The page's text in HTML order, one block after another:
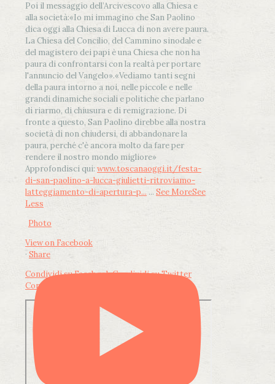
Poi il messaggio dell’Arcivescovo alla Chiesa e
alla società:«Io mi immagino che San Paolino
dica oggi alla Chiesa di Lucca di non avere paura.
La Chiesa del Concilio, del Cammino sinodale e
del magistero dei papi è una Chiesa che non ha
paura di confrontarsi con la realtà per portare
l'annuncio del Vangelo».«Vediamo tanti segni
della paura intorno a noi, nelle piccole e nelle
grandi dinamiche sociali e politiche che parlano
di riarmo, di chiusura e di remigrazione. Di
fronte a questo, San Paolino direbbe alla nostra
società di non chiudersi, di abbandonare la
paura, perché c'è ancora molto da fare per
rendere il nostro mondo migliore»
Approfondisci qui: www.toscanaoggi.it/festa-
di-san-paolino-a-lucca-giulietti-ritroviamo-
latteggiamento-di-apertura-p... ... See MoreSee
Less
Photo
View on Facebook
· Share
Condividi su FacebookCondividi su Twitter
Condividi su LinkedIn